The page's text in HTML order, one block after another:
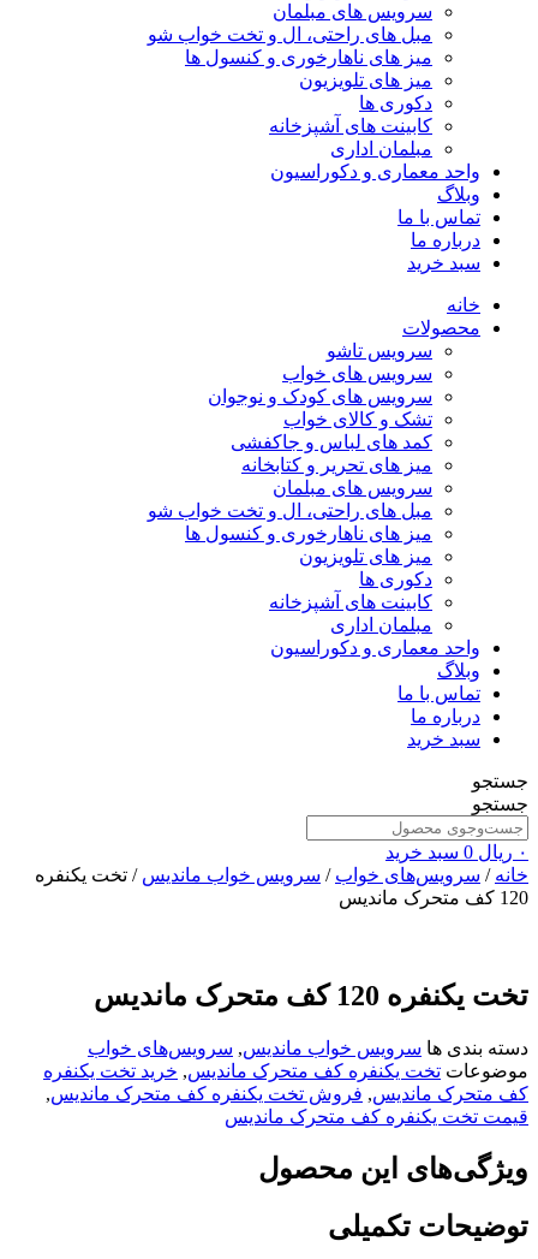
سرویس های مبلمان
مبل های راحتی، ال و تخت خواب شو
میز های ناهارخوری و کنسول ها
میز های تلویزیون
دکوری ها
کابینت های آشپزخانه
مبلمان اداری
واحد معماری و دکوراسیون
وبلاگ
تماس با ما
درباره ما
سبد خرید
خانه
محصولات
سرویس تاشو
سرویس های خواب
سرویس های کودک و نوجوان
تشک و کالای خواب
کمد های لباس و جاکفشی
میز های تحریر و کتابخانه
سرویس های مبلمان
مبل های راحتی، ال و تخت خواب شو
میز های ناهارخوری و کنسول ها
میز های تلویزیون
دکوری ها
کابینت های آشپزخانه
مبلمان اداری
واحد معماری و دکوراسیون
وبلاگ
تماس با ما
درباره ما
سبد خرید
جستجو
جستجو
۰ ریال 0 سبد خرید
خانه / سرویس‌های خواب / سرویس خواب ماندیس / تخت یکنفره
120 کف متحرک ماندیس
تخت یکنفره 120 کف متحرک ماندیس
دسته بندی ها سرویس خواب ماندیس, سرویس‌های خواب
موضوعات تخت یکنفره کف متحرک ماندیس, خرید تخت یکنفره
کف متحرک ماندیس, فروش تخت یکنفره کف متحرک ماندیس,
قیمت تخت یکنفره کف متحرک ماندیس
ویژگی‌های این محصول
توضیحات تکمیلی